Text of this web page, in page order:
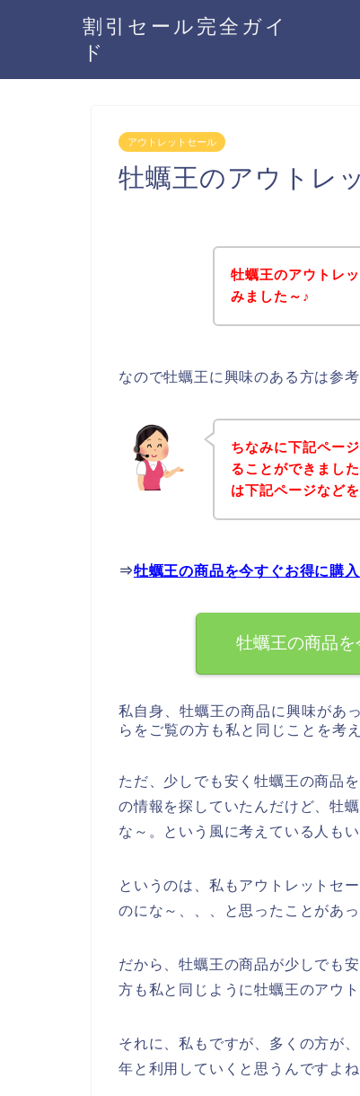
割引セール完全ガイ
ド
アウトレットセール
牡蠣王のアウトレ
牡蠣王のアウトレ
みました～♪
なので牡蠣王に興味のある方は参
ちなみに下記ペー
ることができまし
は下記ページなど
⇒牡蠣王の商品を今すぐお得に購
牡蠣王の商品
私自身、牡蠣王の商品に興味があ
らをご覧の方も私と同じことを考
ただ、少しでも安く牡蠣王の商品
の情報を探していたんだけど、牡
な～。という風に考えている人も
というのは、私もアウトレットセ
のにな～、、、と思ったことがあっ
だから、牡蠣王の商品が少しでも
方も私と同じように牡蠣王のアウ
それに、私もですが、多くの方が
年と利用していくと思うんですよ